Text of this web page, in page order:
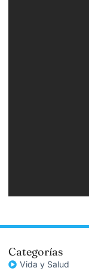
Categorías
Vida y Salud